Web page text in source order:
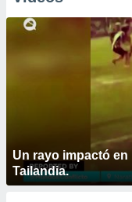
Un rayo impactó
Tailandia.